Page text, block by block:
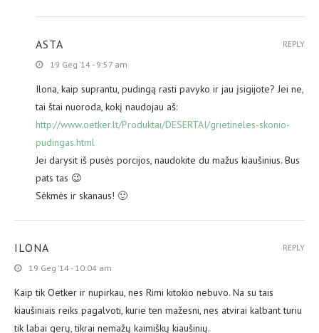
ASTA
19 Geg ’14 - 9:57 am
Ilona, kaip suprantu, pudingą rasti pavyko ir jau įsigijote? Jei ne,
tai štai nuoroda, kokį naudojau aš:
http://www.oetker.lt/Produktai/DESERTAI/grietineles-skonio-
pudingas.html
Jei darysit iš pusės porcijos, naudokite du mažus kiaušinius. Bus
pats tas 😉
Sėkmės ir skanaus! 🙂
REPLY
ILONA
19 Geg ’14 - 10:04 am
Kaip tik Oetker ir nupirkau, nes Rimi kitokio nebuvo. Na su tais
kiaušiniais reiks pagalvoti, kurie ten mažesni, nes atvirai kalbant turiu
tik labai gerų, tikrai nemažų kaimiškų kiaušinių.
REPLY